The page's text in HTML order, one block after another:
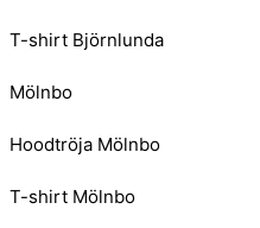
T-shirt Björnlunda
Mölnbo
Hoodtröja Mölnbo
T-shirt Mölnbo